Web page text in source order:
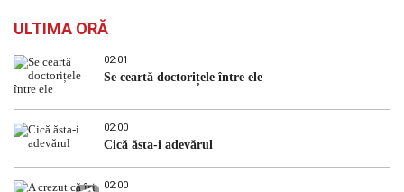
ULTIMA ORĂ
02:01
Se ceartă doctorițele între ele
02:00
Cică ăsta-i adevărul
02:00